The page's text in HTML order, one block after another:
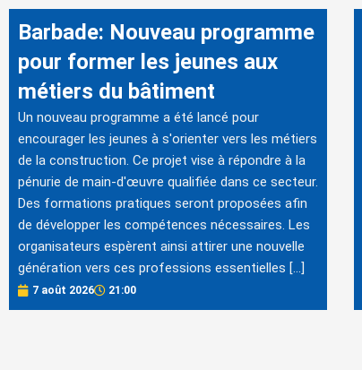
Barbade: Nouveau programme
pour former les jeunes aux
métiers du bâtiment
Un nouveau programme a été lancé pour
encourager les jeunes à s'orienter vers les métiers
de la construction. Ce projet vise à répondre à la
pénurie de main-d'œuvre qualifiée dans ce secteur.
Des formations pratiques seront proposées afin
de développer les compétences nécessaires. Les
organisateurs espèrent ainsi attirer une nouvelle
génération vers ces professions essentielles […]
7 août 2026 21:00